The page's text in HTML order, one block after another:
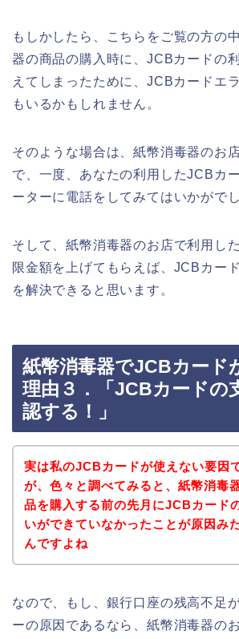
もしかしたら、こちらをご覧の方の
器の商品の購入時に、JCBカードの
えてしまったために、JCBカードエ
もいるかもしれません。
そのような場合は、紙幣消毒器のお
で、一度、あなたの利用したJCBカ
ーターに電話をしてみてはいかがで
そして、紙幣消毒器のお店で利用し
限金額を上げてもらえば、JCBカー
を解決できると思います。
紙幣消毒器でJCBカード
理由３．「JCBカードの
認する！」
実は私のJCBカードが使えない要因
が、色々と調べてみると、紙幣消毒
品を購入する前の先月にJCBカード
いができていなかったことが原因み
んですよね
なので、もし、銀行口座の残高不足
ーの原因であるなら、紙幣消毒器の